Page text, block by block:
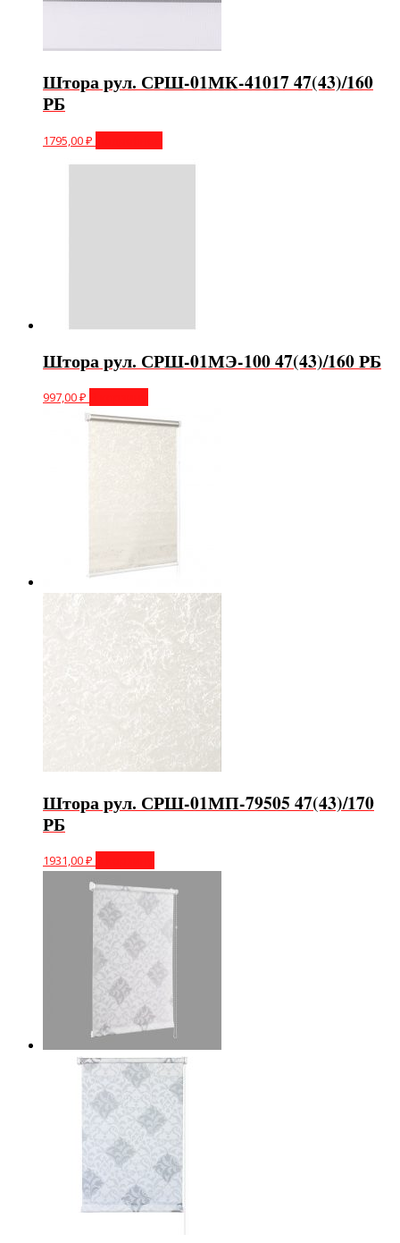
Штора рул. СРШ-01МК-41017 47(43)/160
РБ
1795,00₽
Штора рул. СРШ-01МЭ-100 47(43)/160 РБ
997,00₽
Штора рул. СРШ-01МП-79505 47(43)/170
РБ
1931,00₽